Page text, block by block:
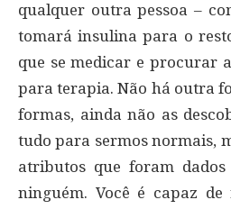
qualquer outra pessoa –
tomará insulina para o
que se medicar e procurar
para terapia. Não há outra
formas, ainda não as
tudo para sermos normais,
atributos que foram
ninguém. Você é capaz